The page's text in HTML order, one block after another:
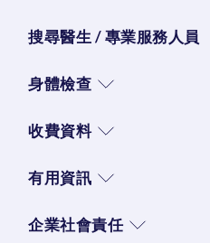
搜尋醫生 / 專業服務人員
身體檢查
收費資料
有用資訊
企業社會責任